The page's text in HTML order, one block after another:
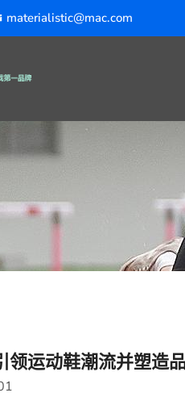
materialistic@mac.com
领运动鞋潮流并塑造